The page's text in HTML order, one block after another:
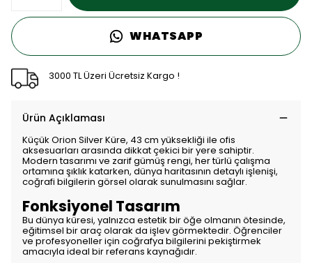
WHATSAPP
3000 TL Üzeri Ücretsiz Kargo !
Ürün Açıklaması
Küçük Orion Silver Küre, 43 cm yüksekliği ile ofis
aksesuarları arasında dikkat çekici bir yere sahiptir.
Modern tasarımı ve zarif gümüş rengi, her türlü çalışma
ortamına şıklık katarken, dünya haritasının detaylı işlenişi,
coğrafi bilgilerin görsel olarak sunulmasını sağlar.
Fonksiyonel Tasarım
Bu dünya küresi, yalnızca estetik bir öğe olmanın ötesinde,
eğitimsel bir araç olarak da işlev görmektedir. Öğrenciler
ve profesyoneller için coğrafya bilgilerini pekiştirmek
amacıyla ideal bir referans kaynağıdır.